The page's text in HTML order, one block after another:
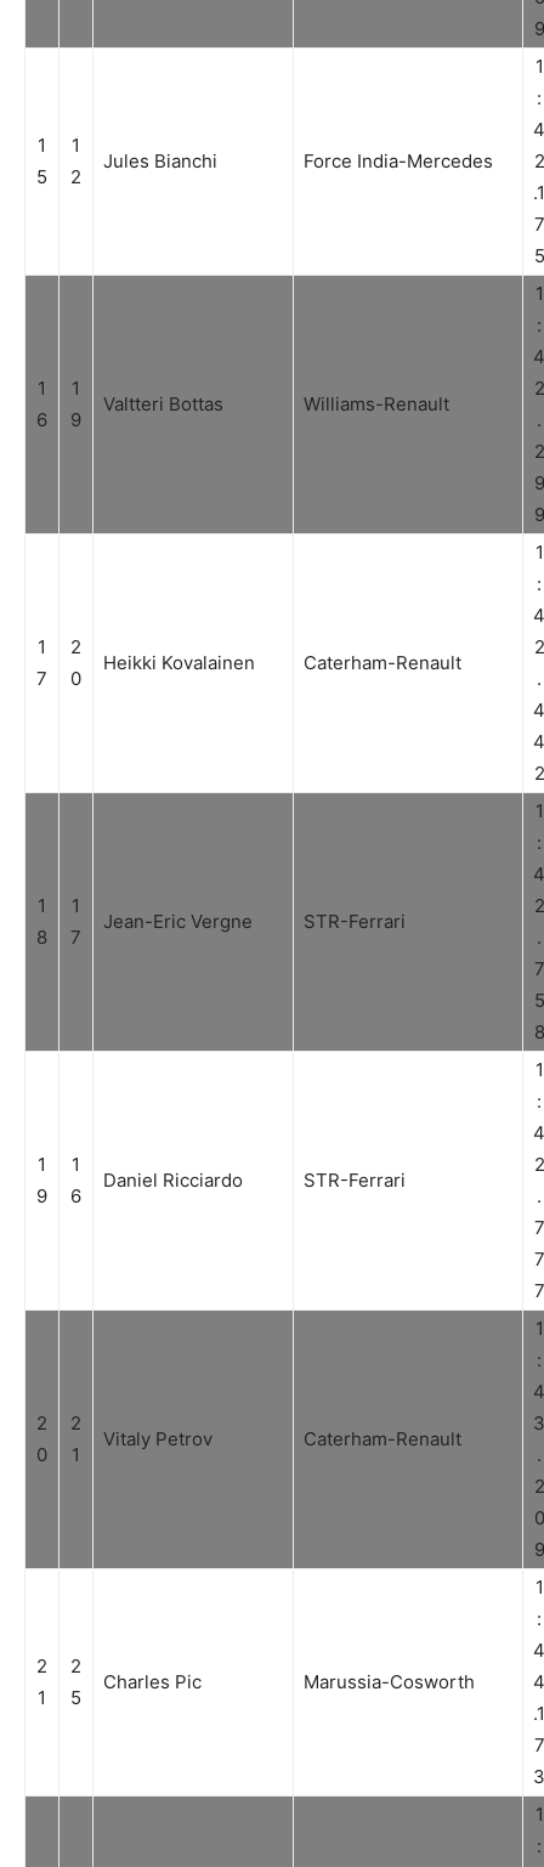
9
1
5
1
2
Jules Bianchi Force India-Mercedes
1
:
4
2
.1
7
5
1
6
1
9
Valtteri Bottas Williams-Renault
1
:
4
2
.
2
9
9
1
7
2
0
Heikki Kovalainen Caterham-Renault
1
:
4
2
.
4
4
2
1
8
1
7
Jean-Eric Vergne STR-Ferrari
1
:
4
2
.
7
5
8
1
9
1
6
Daniel Ricciardo STR-Ferrari
1
:
4
2
.
7
7
7
2
0
2
1
Vitaly Petrov Caterham-Renault
1
:
4
3
.
2
0
9
2
1
2
5
Charles Pic Marussia-Cosworth
1
:
4
4
.1
7
3
1
: